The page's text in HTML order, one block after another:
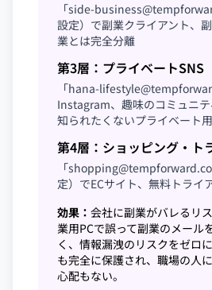
「side-
設定）で副業クライアント、
業とは完全分離
第3層：プライベートSNS
「hana-
Instagram、趣味のコミュニ
知られたくないプライベート用
第4層：ショッピング・ト
「
定）でECサイト、無料トライ
効果： 会社に副業がバレるリ
業用PCで誤って副業のメール
く、情報漏洩のリスクをゼロ
も完全に保護され、職場の人
心配もない。